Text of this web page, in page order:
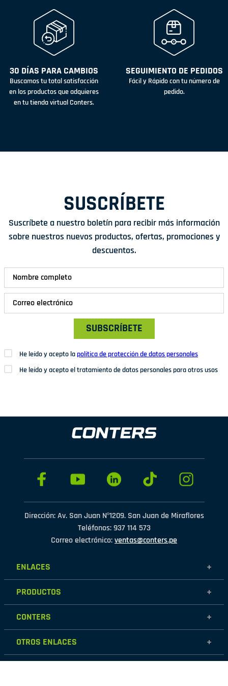
30 DÍAS PARA CAMBIOS
Buscamos tu total satisfacción
en los productos que adquieres
en tu tienda virtual Conters.
SEGUIMIENTO DE PEDIDOS
Fácil y Rápido con tu número de
pedido.
SUSCRÍBETE
Suscríbete a nuestro boletín para recibir más información
sobre nuestros nuevos productos, ofertas, promociones y
descuentos.
SUBSCRÍBETE
He leído y acepto lapolítica de protección de datos personales
He leído y acepto el tratamiento de datos personales para otros usos
Dirección: Av. San Juan Nº1209. San Juan de Miraflores
Teléfonos: 937 114 573
Correo electrónico:ventas@conters.pe
ENLACES +
Mujer
Hombre
PRODUCTOS +
Calzados
Zapatillas
CONTERS +
Nosotros
Contáctanos
Tiendas
OTROS ENLACES +
Políticas de garantía